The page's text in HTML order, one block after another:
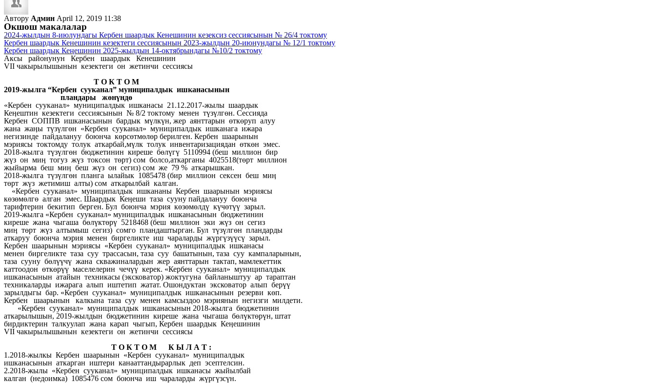
Автору Админ April 12, 2019 11:38
Окшош макалалар
2024-жылдын 8-июлундагы Кербен шаардык Кенешинин кезексиз сессиясынын № 26/4 токтому
Кербен шаардык Кенешинин кезектеги сессиясынын 2023-жылдын 20-июнундагы № 12/1 токтому
Кербен шаардык Кеңешинин 2025-жылдын 14-октябрындагы №10/2 токтому
Аксы районунун Кербен шаардык Кенешинин
VII чакырылышынын кезектеги он жетинчи сессиясы
Т О К Т О М
2019-жылга “Кербен сууканал” муниципалдык ишканасынын
пландары жөнүндө
«Кербен сууканал» муниципалдык ишканасы 21.12.2017-жылы шаардык
Кеӊештин кезектеги сессиясынын № 8/2 токтому менен түзүлгөн. Сессияда
Кербен СОППВ ишканасынын бардык мүлкүн, жер аянттарын өткөруп алуу
жана жаӊы түзүлгөн «Кербен сууканал» муниципалдык ишканага ижара
негизинде пайдалануу боюнча көрсөтмөлөр берилген. Кербен шаарынын
мэриясы токтомду толук аткарбай,мүлк толук инвентаризациядан өткөн эмес.
2018-жылга түзүлгөн бюджетинин киреше бөлүгү 5110994 (беш миллион бир
жүз он миӊ тогуз жүз токсон төрт) сом болсо,аткарганы 4025518(төрт миллион
жыйырма беш миӊ беш жүз он сегиз) сом же 79 % аткарышкан.
2018-жылга түзүлгөн планга ылайык 1085478 (бир миллион сексен беш миӊ
төрт жүз жетимиш алты) сом аткарылбай калган.
«Кербен сууканал» муниципалдык ишкананы Кербен шаарынын мэриясы
көзөмөлгө алган эмес. Шаардык Кеӊеши таза сууну пайдалануу боюнча
тарифтерин бекитип берген. Бул боюнча мэрия көзөмөлдү күчөтүү зарыл.
2019-жылга «Кербен сууканал» муниципалдык ишканасынын бюджетинин
киреше жана чыгаша бөлүктөрү 5218468 (беш миллион эки жүз он сегиз
миӊ төрт жүз алтымыш сегиз) сомго пландаштырган. Бул түзүлгөн пландарды
аткаруу боюнча мэрия менен биргеликте иш чараларды жүргүзүүсү зарыл.
Кербен шаарынын мэриясы «Кербен сууканал» муниципалдык ишканасы
менен биргеликте таза суу трассасын, таза суу башатынын, таза суу кампаларынын,
таза сууну бөлүүчү жана скважиналардын жер аянттарын тактап, мамлекеттик
каттоодон өткөрүү маселелерин чечүү керек. «Кербен сууканал» муниципалдык
ишканасынын атайын техникасы (эксковатор) жоктугуна байланыштуу ар тараптан
техникаларды ижарага алып иштетип жатат. Ошондуктан эксковатор алып берүү
зарылдыгы бар. «Кербен сууканал» муниципалдык ишканасынын резерви көп.
Кербен шаарынын калкына таза суу менен камсыздоо мэриянын негизги милдети.
«Кербен сууканал» муниципалдык ишканасынын 2018-жылга бюджетинин
аткарылышын, 2019-жылдын бюджетинин киреше жана чыгаша бөлүктөрүн, штат
бирдиктерин талкуулап жана карап чыгып, Кербен шаардык Кеӊешинин
VII чакырылышынын кезектеги он жетинчи сессиясы
Т О К Т О М К Ы Л А Т :
1.2018-жылкы Кербен шаарынын «Кербен сууканал» муниципалдык
ишканасынын аткарган иштери канааттандырарлык деп эсептелсин.
2.2018-жылы «Кербен сууканал» муниципалдык ишканасы жыйылбай
калган (недоимка) 1085476 сом боюнча иш чараларды жүргүзсүн.